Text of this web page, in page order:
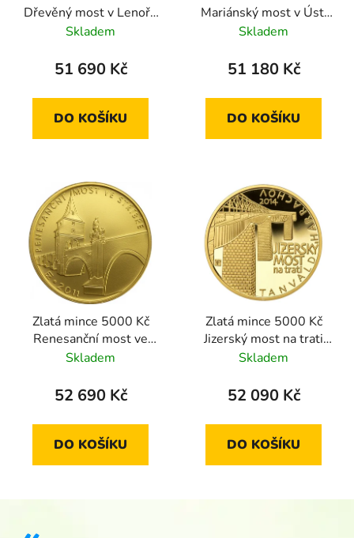
Dřevěný most v Lenoře
2013 proof
Skladem
51 690 Kč
DO KOŠÍKU
Mariánský most v Ústí
nad Labem 2015 proof
Skladem
51 180 Kč
DO KOŠÍKU
Zlatá mince 5000 Kč
Renesanční most ve
Stříbře 2011 standard
Skladem
52 690 Kč
DO KOŠÍKU
Zlatá mince 5000 Kč
Jizerský most na trati
Tanvald-Harrachov
Skladem
52 090 Kč
DO KOŠÍKU